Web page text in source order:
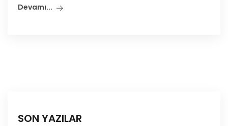
Devamı...
SON YAZILAR